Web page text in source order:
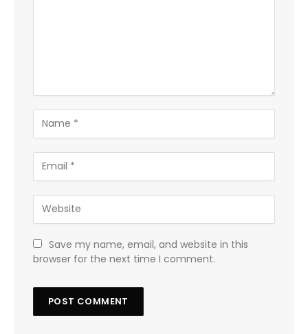
Save my name, email, and website in this
browser for the next time I comment.